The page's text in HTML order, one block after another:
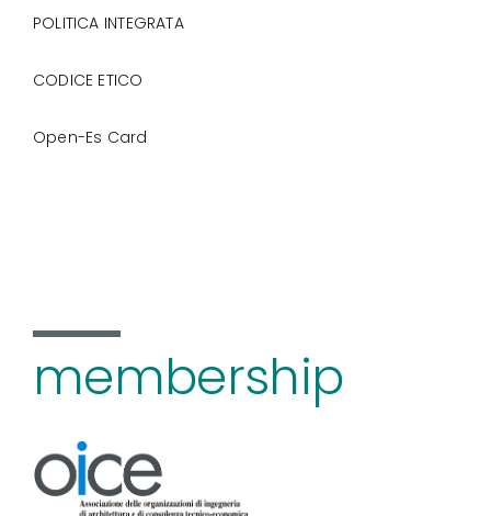
POLITICA INTEGRATA
CODICE ETICO
Open-Es Card
membership